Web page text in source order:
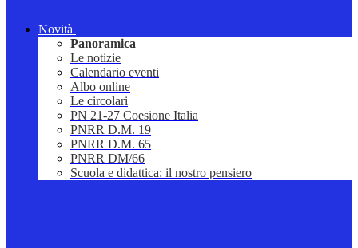
Novità
Panoramica
Le notizie
Calendario eventi
Albo online
Le circolari
PN 21-27 Coesione Italia
PNRR D.M. 19
PNRR D.M. 65
PNRR DM/66
Scuola e didattica: il nostro pensiero